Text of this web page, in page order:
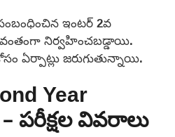
ఇంటర్ 2వ
నిర్వహించబడ్డాయి.
ఏర్పాట్లు జరుగుతున్నాయి.
Year
పరీక్షల వివరాలు